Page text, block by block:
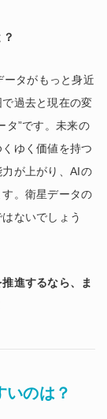
ータがもっと身近
過去と現在の変
タ”です。未来の
ゆく価値を持つ
が上がり、AIの
。衛星データの
ないでしょう
進するなら、ま
のは？